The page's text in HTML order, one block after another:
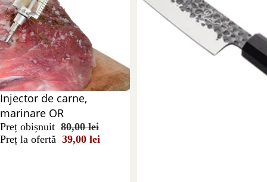
Reducere 51%
Injector de carne,
marinare OR
Preț obișnuit 80,00 lei
Preț la ofertă 39,00 lei